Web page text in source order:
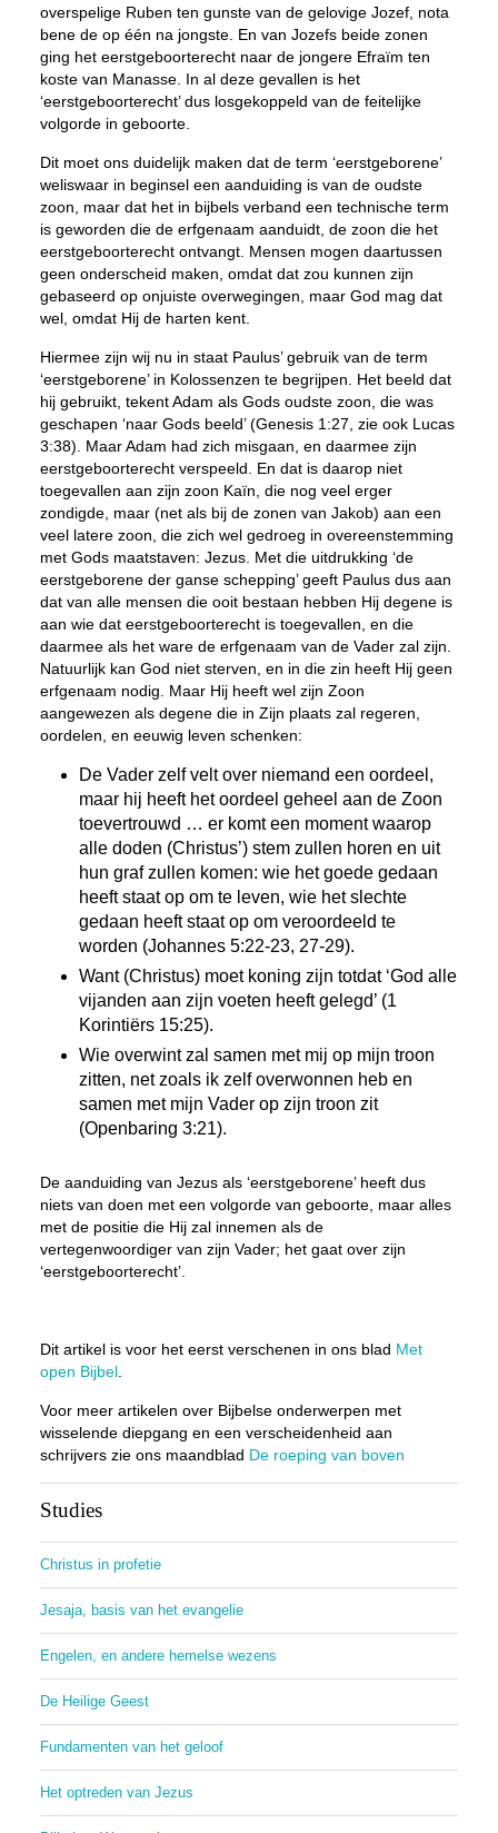
overspelige Ruben ten gunste van de gelovige Jozef, nota
bene de op één na jongste. En van Jozefs beide zonen
ging het eerstgeboorterecht naar de jongere Efraïm ten
koste van Manasse. In al deze gevallen is het
‘eerstgeboorterecht’ dus losgekoppeld van de feitelijke
volgorde in geboorte.
Dit moet ons duidelijk maken dat de term ‘eerstgeborene’
weliswaar in beginsel een aanduiding is van de oudste
zoon, maar dat het in bijbels verband een technische term
is geworden die de erfgenaam aanduidt, de zoon die het
eerstgeboorterecht ontvangt. Mensen mogen daartussen
geen onderscheid maken, omdat dat zou kunnen zijn
gebaseerd op onjuiste overwegingen, maar God mag dat
wel, omdat Hij de harten kent.
Hiermee zijn wij nu in staat Paulus’ gebruik van de term
‘eerstgeborene’ in Kolossenzen te begrijpen. Het beeld dat
hij gebruikt, tekent Adam als Gods oudste zoon, die was
geschapen ‘naar Gods beeld’ (Genesis 1:27, zie ook Lucas
3:38). Maar Adam had zich misgaan, en daarmee zijn
eerstgeboorterecht verspeeld. En dat is daarop niet
toegevallen aan zijn zoon Kaïn, die nog veel erger
zondigde, maar (net als bij de zonen van Jakob) aan een
veel latere zoon, die zich wel gedroeg in overeenstemming
met Gods maatstaven: Jezus. Met die uitdrukking ‘de
eerstgeborene der ganse schepping’ geeft Paulus dus aan
dat van alle mensen die ooit bestaan hebben Hij degene is
aan wie dat eerstgeboorterecht is toegevallen, en die
daarmee als het ware de erfgenaam van de Vader zal zijn.
Natuurlijk kan God niet sterven, en in die zin heeft Hij geen
erfgenaam nodig. Maar Hij heeft wel zijn Zoon
aangewezen als degene die in Zijn plaats zal regeren,
oordelen, en eeuwig leven schenken:
De Vader zelf velt over niemand een oordeel,
maar hij heeft het oordeel geheel aan de Zoon
toevertrouwd … er komt een moment waarop
alle doden (Christus’) stem zullen horen en uit
hun graf zullen komen: wie het goede gedaan
heeft staat op om te leven, wie het slechte
gedaan heeft staat op om veroordeeld te
worden (Johannes 5:22-23, 27-29).
Want (Christus) moet koning zijn totdat ‘God alle
vijanden aan zijn voeten heeft gelegd’ (1
Korintiërs 15:25).
Wie overwint zal samen met mij op mijn troon
zitten, net zoals ik zelf overwonnen heb en
samen met mijn Vader op zijn troon zit
(Openbaring 3:21).
De aanduiding van Jezus als ‘eerstgeborene’ heeft dus
niets van doen met een volgorde van geboorte, maar alles
met de positie die Hij zal innemen als de
vertegenwoordiger van zijn Vader; het gaat over zijn
‘eerstgeboorterecht’.
Dit artikel is voor het eerst verschenen in ons blad Met
open Bijbel.
Voor meer artikelen over Bijbelse onderwerpen met
wisselende diepgang en een verscheidenheid aan
schrijvers zie ons maandblad De roeping van boven
Studies
Christus in profetie
Jesaja, basis van het evangelie
Engelen, en andere hemelse wezens
De Heilige Geest
Fundamenten van het geloof
Het optreden van Jezus